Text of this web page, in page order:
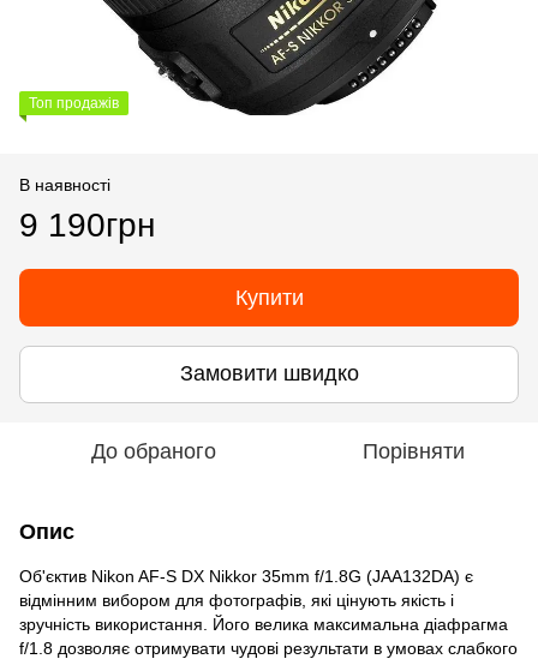
Топ продажів
В наявності
9 190грн
Купити
Замовити швидко
До обраного Порівняти
Опис
Об'єктив Nikon AF-S DX Nikkor 35mm f/1.8G (JAA132DA) є
відмінним вибором для фотографів, які цінують якість і
зручність використання. Його велика максимальна діафрагма
f/1.8 дозволяє отримувати чудові результати в умовах слабкого